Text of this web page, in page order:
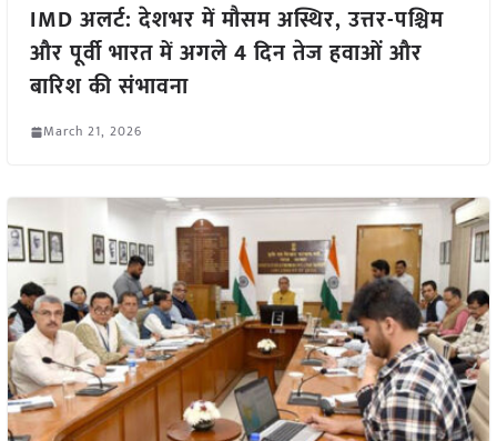
IMD अलर्ट: देशभर में मौसम अस्थिर, उत्तर-पश्चिम
और पूर्वी भारत में अगले 4 दिन तेज हवाओं और
बारिश की संभावना
March 21, 2026